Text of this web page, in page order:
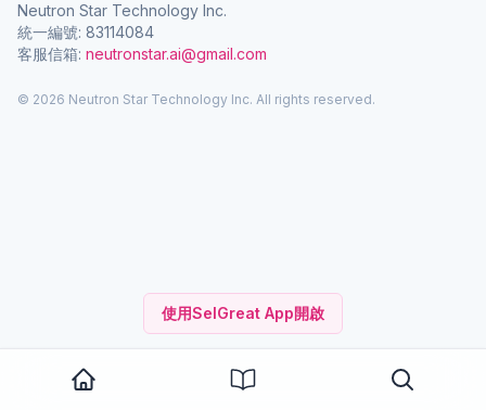
使用SelGreat App開啟
Neutron Star Technology Inc.
統一編號: 83114084
客服信箱: neutronstar.ai@gmail.com
© 2026 Neutron Star Technology Inc. All rights reserved.